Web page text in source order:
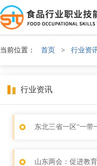
当前位置： 首页 > 行业资
行业资讯
东北三省一区“一带
山东两会：促进教